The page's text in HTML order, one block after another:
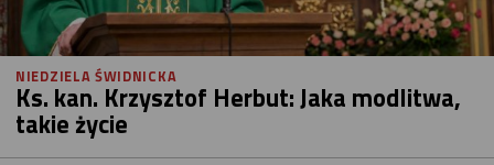
NIEDZIELA ŚWIDNICKA
Ks. kan. Krzysztof Herbut: Jaka modlitwa,
takie życie